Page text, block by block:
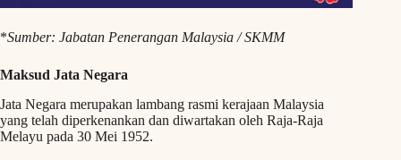
*Sumber: Jabatan Penerangan Malaysia / SKMM
Maksud Jata Negara
Jata Negara merupakan lambang rasmi kerajaan Malaysia
yang telah diperkenankan dan diwartakan oleh Raja-Raja
Melayu pada 30 Mei 1952.